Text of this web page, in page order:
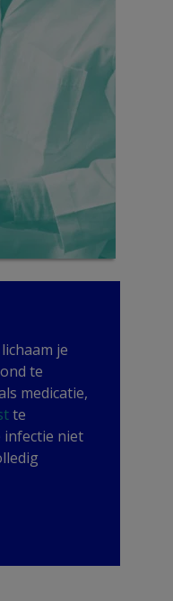
je
te
medicatie,
te
infectie niet